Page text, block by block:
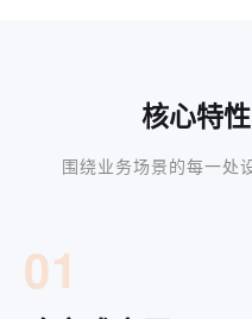
核心特性
围绕业务场景的每一处
01